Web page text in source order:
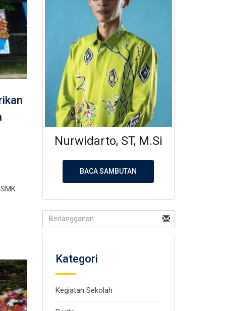
Nurwidarto, ST, M.Si
BACA SAMBUTAN
Kategori
Kegiatan Sekolah